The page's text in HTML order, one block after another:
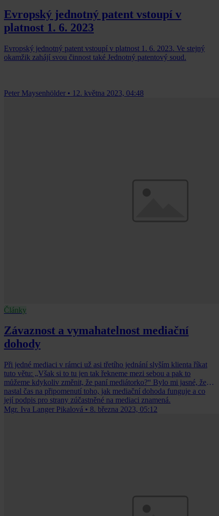
Evropský jednotný patent vstoupí v
platnost 1. 6. 2023
Evropský jednotný patent vstoupí v platnost 1. 6. 2023. Ve stejný
okamžik zahájí svou činnost také Jednotný patentový soud.
Peter Maysenhölder • 12. května 2023, 04:48
Články
Závaznost a vymahatelnost mediační
dohody
Při jedné mediaci v rámci už asi třetího jednání slyším klienta říkat
tuto větu: „Však si to tu jen tak řekneme mezi sebou a pak to
můžeme kdykoliv změnit, že paní mediátorko?“ Bylo mi jasné, že
nastal čas na připomenutí toho, jak mediační dohoda funguje a co
její podpis pro strany zúčastněné na mediaci znamená.
Mgr. Iva Langer Pikalová • 8. března 2023, 05:12